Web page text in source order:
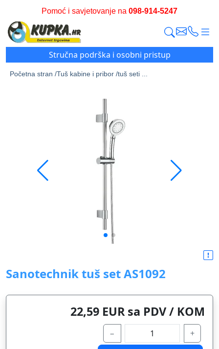
Pomoć i savjetovanje na 098-914-5247
Stručna podrška i osobni pristup
Početna stran /Tuš kabine i pribor /tuš seti ...
Sanotechnik tuš set AS1092
22,59 EUR sa PDV / KOM
− +